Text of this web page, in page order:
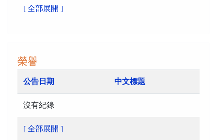
[ 全部展開 ]
榮譽
公告日期 中文標題
沒有紀錄
[ 全部展開 ]